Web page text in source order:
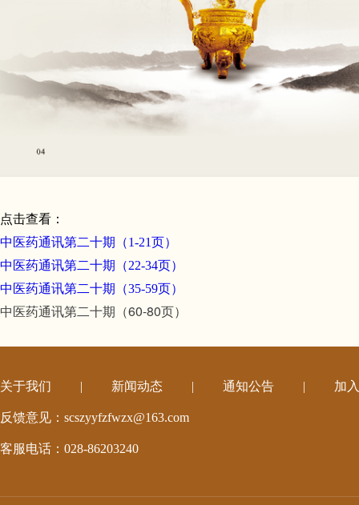
点击查看：
中医药通讯第二十期（1-21页）
中医药通讯第二十期（22-34页）
中医药通讯第二十期（35-59页）
中医药通讯第二十期（60-80页）
关于我们 | 新闻动态 | 通知公告 | 加
反馈意见：scszyyfzfwzx@163.com
客服电话：028-86203240